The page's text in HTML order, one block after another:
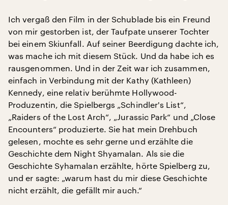
Ich vergaß den Film in der Schublade bis ein Freund
von mir gestorben ist, der Taufpate unserer Tochter
bei einem Skiunfall. Auf seiner Beerdigung dachte ich,
was mache ich mit diesem Stück. Und da habe ich es
rausgenommen. Und in der Zeit war ich zusammen,
einfach in Verbindung mit der Kathy (Kathleen)
Kennedy, eine relativ berühmte Hollywood-
Produzentin, die Spielbergs „Schindler's List“,
„Raiders of the Lost Arch“, „Jurassic Park“ und „Close
Encounters“ produzierte. Sie hat mein Drehbuch
gelesen, mochte es sehr gerne und erzählte die
Geschichte dem Night Shyamalan. Als sie die
Geschichte Syhamalan erzählte, hörte Spielberg zu,
und er sagte: „warum hast du mir diese Geschichte
nicht erzählt, die gefällt mir auch.“